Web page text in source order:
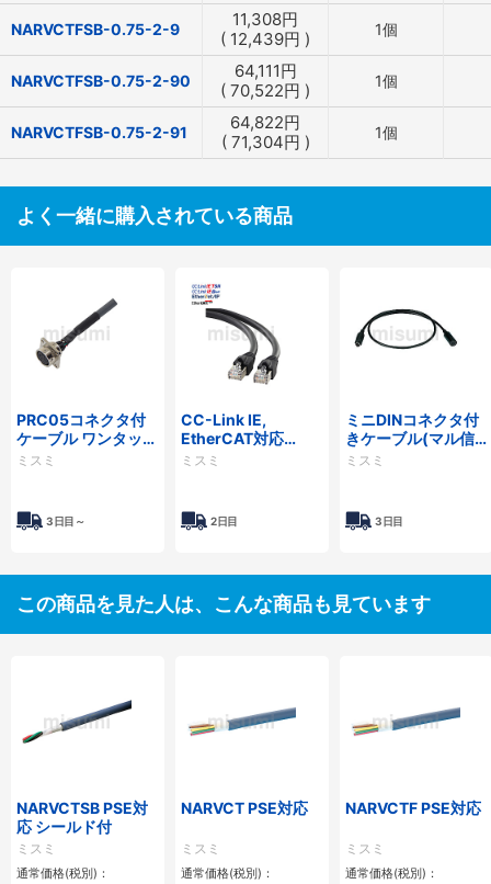
NARVCTFSB-0.75-2-9 11,308円
( 12,439円 ) 1個
NARVCTFSB-0.75-2-90 64,111円
( 70,522円 ) 1個
NARVCTFSB-0.75-2-91 64,822円
( 71,304円 ) 1個
よく一緒に購入されている商品
PRC05コネクタ付
ケーブル ワンタッ
チ・ストレート・パ
ミスミ
3日目～
CC-Link IE,
EtherCAT対応
CAT5e STP（二重
ミスミ
2日目
ミニDINコネクタ付
きケーブル(マル信
無線電機製)
ミスミ
3日目
この商品を見た人は、こんな商品も見ています
NARVCTSB PSE対
応 シールド付
ミスミ
通常価格(税別)：
NARVCT PSE対応
ミスミ
通常価格(税別)：
NARVCTF PSE対応
ミスミ
通常価格(税別)：